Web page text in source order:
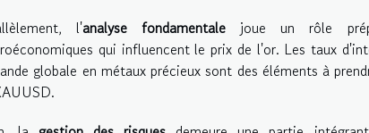
l'analyse fondamentale joue un rôle
qui influencent le prix de l'or. Les taux
globale en métaux précieux sont des éléments à